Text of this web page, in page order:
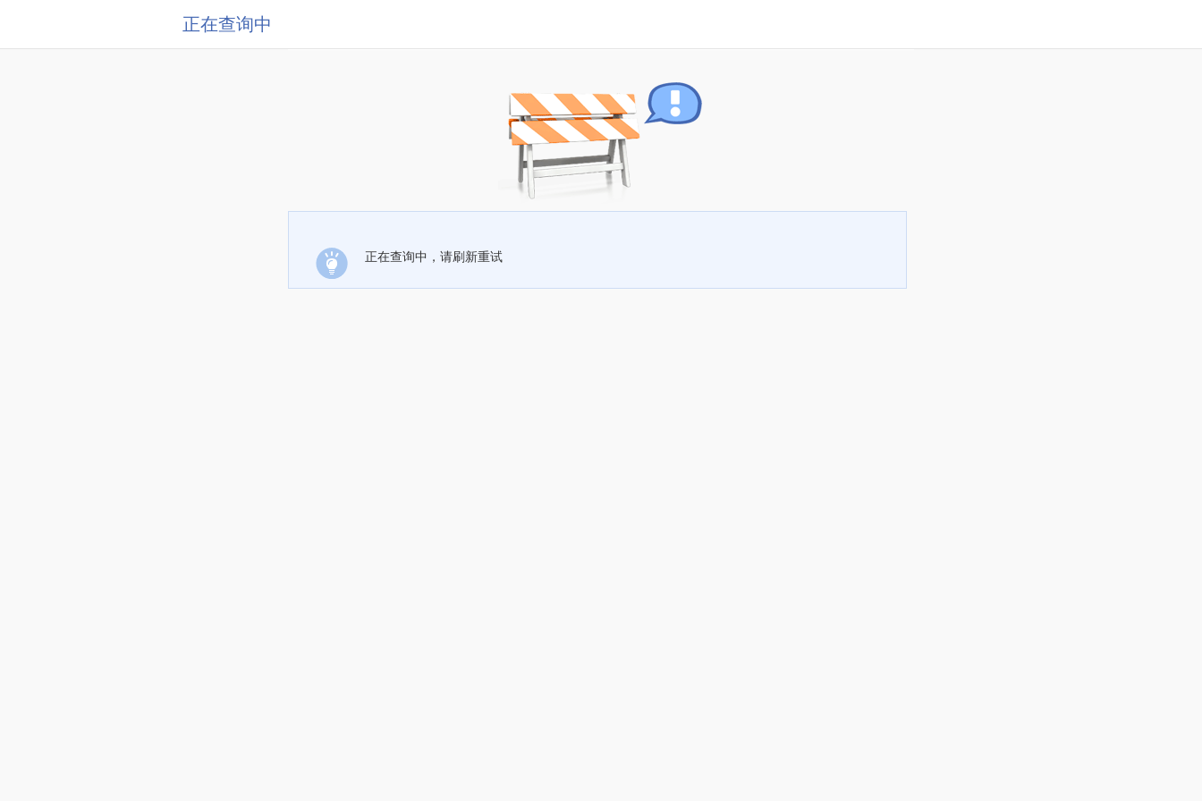
正在查询中
正在查询中，请刷新重试